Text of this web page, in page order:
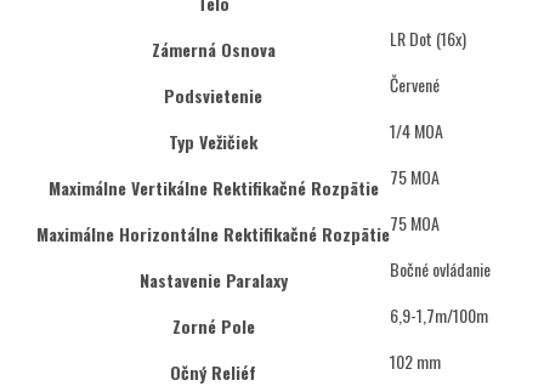
Zámerná Osnova LR Dot (16x)
Podsvietenie Červené
Typ Vežičiek 1/4 MOA
Maximálne Vertikálne Rektifikačné Rozpätie 75 MOA
Maximálne Horizontálne Rektifikačné Rozpätie75 MOA
Nastavenie Paralaxy Bočné ovládanie
Zorné Pole 6,9-1,7m/100m
Očný Reliéf 102 mm